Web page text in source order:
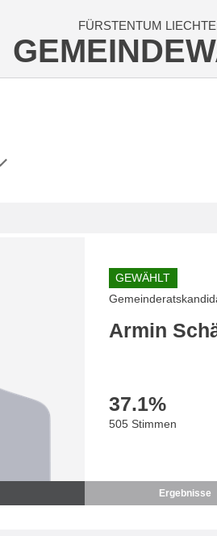
FÜRSTENTUM
GEWÄHLT
Armin
37.1%
505 Stimmen
Ergebnisse